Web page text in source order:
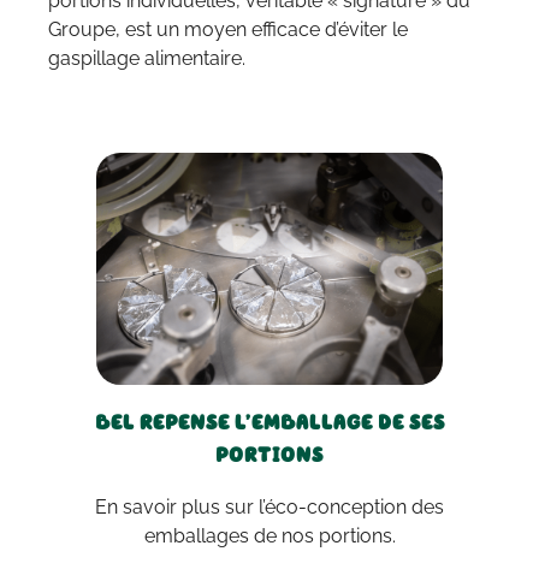
Groupe, est un moyen efficace d’éviter le
gaspillage alimentaire.
BEL REPENSE L’EMBALLAGE DE SES
PORTIONS
En savoir plus sur l’éco-conception des
emballages de nos portions.